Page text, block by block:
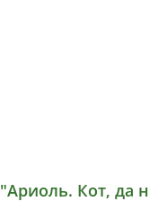
"Ариоль. Кот, да